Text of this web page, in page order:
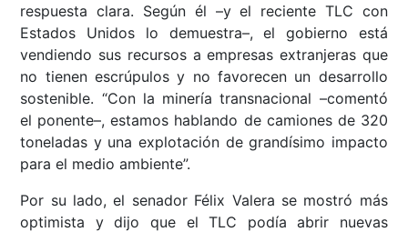
respuesta clara. Según él –y el reciente TLC con
Estados Unidos lo demuestra–, el gobierno está
vendiendo sus recursos a empresas extranjeras que
no tienen escrúpulos y no favorecen un desarrollo
sostenible. “Con la minería transnacional –comentó
el ponente–, estamos hablando de camiones de 320
toneladas y una explotación de grandísimo impacto
para el medio ambiente”.
Por su lado, el senador Félix Valera se mostró más
optimista y dijo que el TLC podía abrir nuevas